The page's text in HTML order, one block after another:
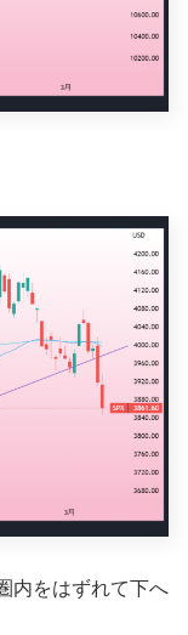
内をはずれて下へ